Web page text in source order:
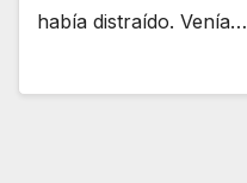
había distraído. Venía…